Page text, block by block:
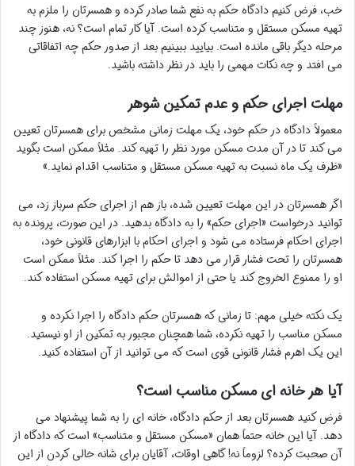
خب، فرض کنیم دادگاه حکم به نفع شما صادر کرده و همسرتان را ملزم به
تهیه مسکن مستقل و متناسب کرده است. آیا کار تمام است؟ نه، هنوز چند
مرحله دیگر باقی مانده است. بیایید ببینیم بعد از صدور حکم چه اتفاقاتی
می افتد و چه نکات مهمی را باید در نظر داشته باشید.
مهلت اجرای حکم و عدم تمکین شوهر
معمولاً دادگاه در حکم خود، یک مهلت زمانی مشخص برای همسرتان تعیین
می کند تا در آن مدت مسکن مورد نظر را تهیه کند. مثلاً ممکن است بگوید
«ظرف یک ماه نسبت به تهیه مسکن مستقل و متناسب اقدام نماید.»
اگر همسرتان در این مهلت تعیین شده، باز هم از اجرای حکم سرباز زد، می
توانید درخواست «اجرای حکم» را به دادگاه بدهید. در این صورت، پرونده به
اجرای احکام فرستاده می شود و اجرای احکام با ابزارهای قانونی خود،
همسرتان را تحت فشار قرار می دهد تا حکم را اجرا کند. مثلاً ممکن است
او را ممنوع الخروج کند یا حتی از اموالش برای تهیه مسکن استفاده کند.
یک نکته خیلی مهم: تا زمانی که همسرتان حکم دادگاه را اجرا نکرده و
مسکن مناسب را تهیه نکرده، شما همچنان مجبور به تمکین از او نیستید.
این یک اهرم فشار قانونی قوی است که می توانید از آن استفاده کنید.
آیا هر خانه ای مسکن مناسب است؟
فرض کنید همسرتان بعد از حکم دادگاه، خانه ای را به شما پیشنهاد می
دهد. آیا این خانه حتماً همان «مسکن مستقل و متناسب» است که دادگاه از
آن صحبت کرده؟ لزوماً نه! گاهی اوقات، آقایان برای شانه خالی کردن از این